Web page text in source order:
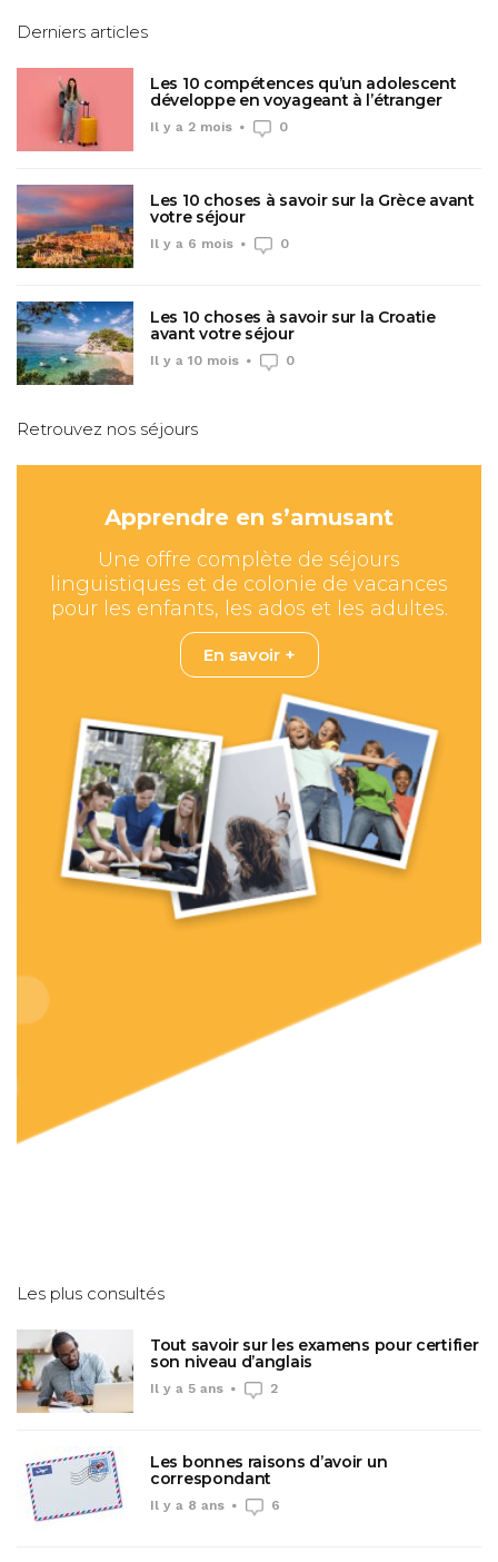
Derniers articles
Les 10 compétences qu’un adolescent
développe en voyageant à l’étranger
Il y a 2 mois 0
Les 10 choses à savoir sur la Grèce avant
votre séjour
Il y a 6 mois 0
Les 10 choses à savoir sur la Croatie
avant votre séjour
Il y a 10 mois 0
Retrouvez nos séjours
Apprendre en s’amusant
Une offre complète de séjours
linguistiques et de colonie de vacances
pour les enfants, les ados et les adultes.
En savoir +
Les plus consultés
Tout savoir sur les examens pour certifier
son niveau d’anglais
Il y a 5 ans 2
Les bonnes raisons d’avoir un
correspondant
Il y a 8 ans 6